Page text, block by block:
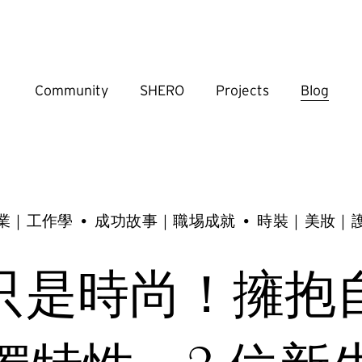
Community SHERO Projects Blog
是時尚！擁抱
｜工作學 成功故事｜職埸成就 時裝｜美妝｜